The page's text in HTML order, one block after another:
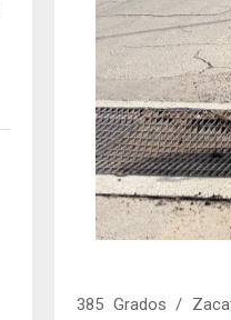
385 Grados /